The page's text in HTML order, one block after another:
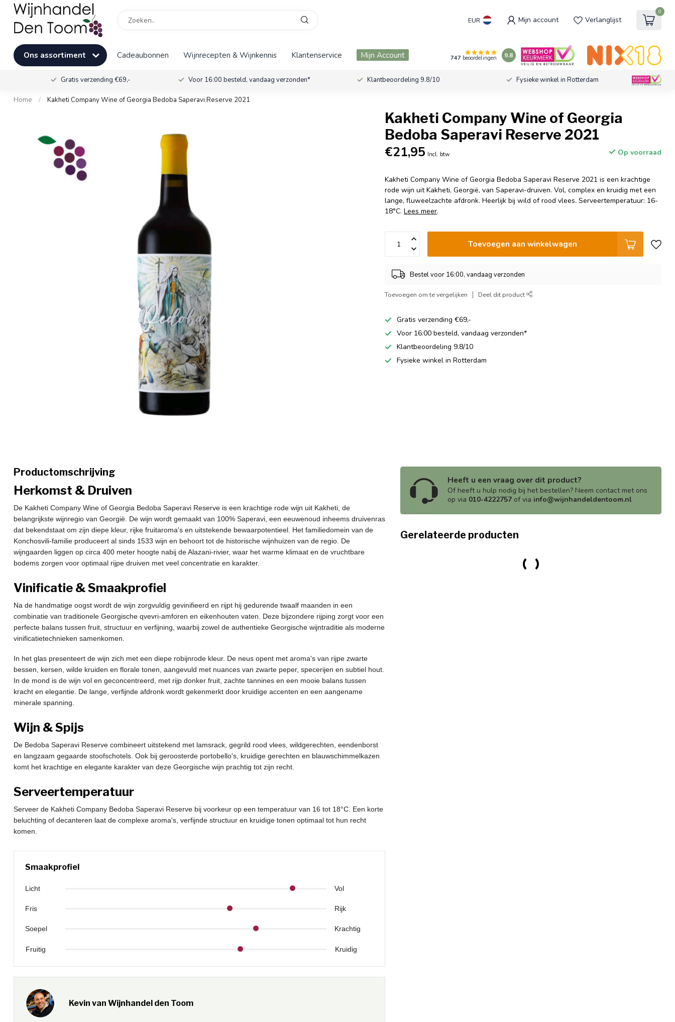
EUR Mijn account Verlanglijst
0
Ons assortiment Cadeaubonnen Wijnrecepten & Wijnkennis Klantenservice Mijn Account 747 beoordelingen 9.8
Gratis verzending €69,- Voor 16:00 besteld, vandaag verzonden* Klantbeoordeling 9.8/10 Fysieke winkel in Rotterdam
Home / Kakheti Company Wine of Georgia Bedoba Saperavi Reserve 2021
Kakheti Company Wine of Georgia
Bedoba Saperavi Reserve 2021
€21,95 Incl. btw Op voorraad
Kakheti Company Wine of Georgia Bedoba Saperavi Reserve 2021 is een krachtige
rode wijn uit Kakheti, Georgië, van Saperavi-druiven. Vol, complex en kruidig met een
lange, fluweelzachte afdronk. Heerlijk bij wild of rood vlees. Serveertemperatuur: 16-
18°C.Lees meer.
Toevoegen aan winkelwagen
Bestel voor 16:00, vandaag verzonden
Toevoegen om te vergelijken Deel dit product
Gratis verzending €69,-
Voor 16:00 besteld, vandaag verzonden*
Klantbeoordeling 9.8/10
Fysieke winkel in Rotterdam
Productomschrijving
Herkomst & Druiven
De Kakheti Company Wine of Georgia Bedoba Saperavi Reserve is een krachtige rode wijn uit Kakheti, de
belangrijkste wijnregio van Georgië. De wijn wordt gemaakt van 100% Saperavi, een eeuwenoud inheems druivenras
dat bekendstaat om zijn diepe kleur, rijke fruitaroma's en uitstekende bewaarpotentieel. Het familiedomein van de
Konchosvili-familie produceert al sinds 1533 wijn en behoort tot de historische wijnhuizen van de regio. De
wijngaarden liggen op circa 400 meter hoogte nabij de Alazani-rivier, waar het warme klimaat en de vruchtbare
bodems zorgen voor optimaal rijpe druiven met veel concentratie en karakter.
Vinificatie & Smaakprofiel
Na de handmatige oogst wordt de wijn zorgvuldig gevinifieerd en rijpt hij gedurende twaalf maanden in een
combinatie van traditionele Georgische qvevri-amforen en eikenhouten vaten. Deze bijzondere rijping zorgt voor een
perfecte balans tussen fruit, structuur en verfijning, waarbij zowel de authentieke Georgische wijntraditie als moderne
vinificatietechnieken samenkomen.
In het glas presenteert de wijn zich met een diepe robijnrode kleur. De neus opent met aroma's van rijpe zwarte
bessen, kersen, wilde kruiden en florale tonen, aangevuld met nuances van zwarte peper, specerijen en subtiel hout.
In de mond is de wijn vol en geconcentreerd, met rijp donker fruit, zachte tannines en een mooie balans tussen
kracht en elegantie. De lange, verfijnde afdronk wordt gekenmerkt door kruidige accenten en een aangename
minerale spanning.
Wijn & Spijs
De Bedoba Saperavi Reserve combineert uitstekend met lamsrack, gegrild rood vlees, wildgerechten, eendenborst
en langzaam gegaarde stoofschotels. Ook bij geroosterde portobello's, kruidige gerechten en blauwschimmelkazen
komt het krachtige en elegante karakter van deze Georgische wijn prachtig tot zijn recht.
Serveertemperatuur
Serveer de Kakheti Company Bedoba Saperavi Reserve bij voorkeur op een temperatuur van 16 tot 18°C. Een korte
beluchting of decanteren laat de complexe aroma's, verfijnde structuur en kruidige tonen optimaal tot hun recht
komen.
Smaakprofiel
Licht Vol
Fris Rijk
Soepel Krachtig
Fruitig Kruidig
Kevin van Wijnhandel den Toom
Heeft u een vraag over dit product?
Of heeft u hulp nodig bij het bestellen? Neem contact met ons
op via 010-4222757 of via info@wijnhandeldentoom.nl
Gerelateerde producten